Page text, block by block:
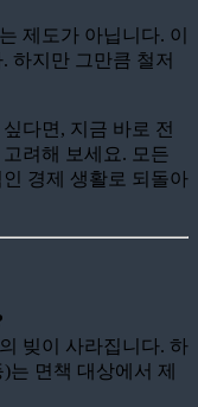
제도가 아닙니다. 이
하지만 그만큼 철저
다면, 지금 바로 전
려해 보세요. 모든
경제 생활로 되돌아
빚이 사라집니다. 하
면책 대상에서 제